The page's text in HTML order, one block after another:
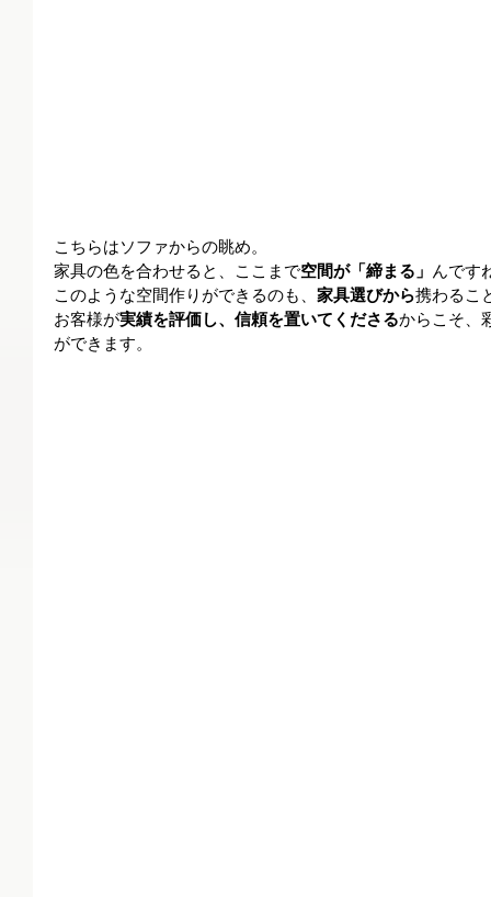
こちらはソファからの眺め。
家具の色を合わせると、ここまで空間が「締まる」 んです
このような空間作りができるのも、 家具選びから携わるこ
お客様が実績を評価し、信頼を置いてくださるからこそ、
ができます。